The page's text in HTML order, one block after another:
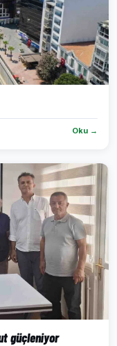
Oku →
güçleniyor